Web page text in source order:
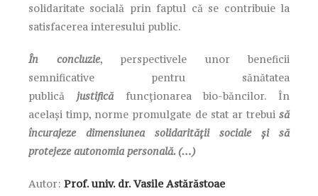
solidaritate socială prin faptul că se contribuie la
satisfacerea interesului public.
În concluzie, perspectivele unor beneficii
semnificative pentru sănătatea
publică justificăfuncționarea bio-băncilor. În
același timp, norme promulgate de stat ar trebui să
încurajeze dimensiunea solidarității sociale și să
protejeze autonomia personală. (…)
Autor: Prof. univ. dr. Vasile Astărăstoae